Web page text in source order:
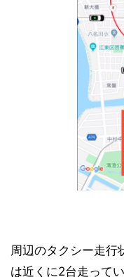
周辺のタクシー走行
は近くに2台走って